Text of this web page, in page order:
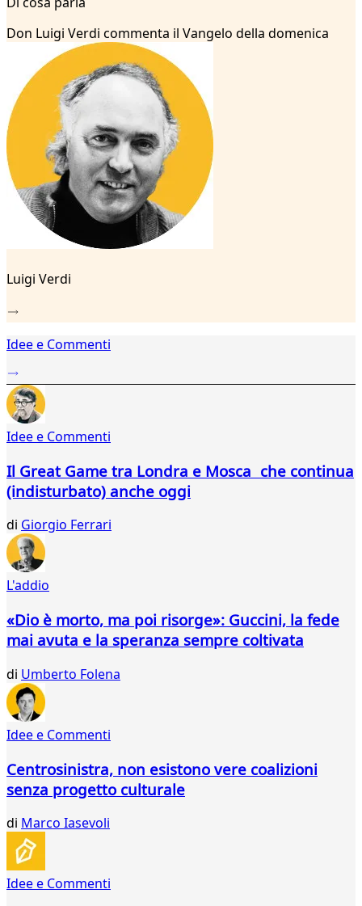
2
...
...
Don Luigi Verdi commenta il Vangelo della domenica
Luigi Verdi
Idee e Commenti
Idee e Commenti
Il Great Game tra Londra e Mosca che continua
(indisturbato) anche oggi
di Giorgio Ferrari
L'addio
«Dio è morto, ma poi risorge»: Guccini, la fede
mai avuta e la speranza sempre coltivata
di Umberto Folena
Idee e Commenti
Centrosinistra, non esistono vere coalizioni
senza progetto culturale
di Marco Iasevoli
Idee e Commenti